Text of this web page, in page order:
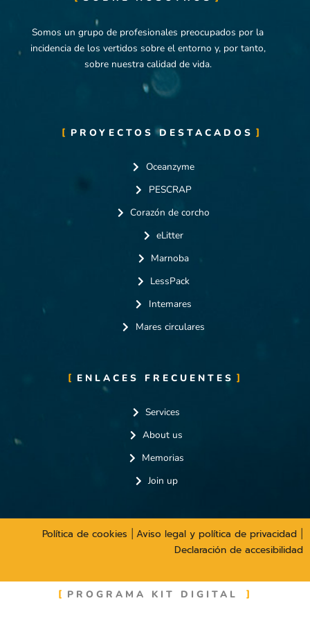
Somos un grupo de profesionales preocupados por la
incidencia de los vertidos sobre el entorno y, por tanto,
sobre nuestra calidad de vida.
PROYECTOS DESTACADOS
Oceanzyme
PESCRAP
Corazón de corcho
eLitter
Marnoba
LessPack
Intemares
Mares circulares
ENLACES FRECUENTES
Services
About us
Memorias
Join up
Política de cookies Aviso legal y política de privacidad
Declaración de accesibilidad
PROGRAMA KIT DIGITAL